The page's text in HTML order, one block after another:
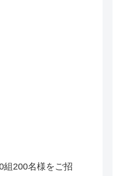
組200名様をご招